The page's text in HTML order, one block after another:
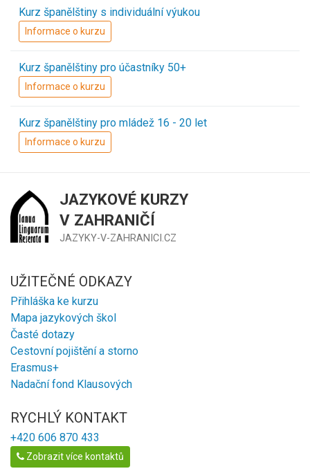
Kurz španělštiny s individuální výukou
Informace o kurzu
Kurz španělštiny pro účastníky 50+
Informace o kurzu
Kurz španělštiny pro mládež 16 - 20 let
Informace o kurzu
JAZYKOVÉ KURZY
V ZAHRANIČÍ
JAZYKY-V-ZAHRANICI.CZ
UŽITEČNÉ ODKAZY
Přihláška ke kurzu
Mapa jazykových škol
Časté dotazy
Cestovní pojištění a storno
Erasmus+
Nadační fond Klausových
RYCHLÝ KONTAKT
+420 606 870 433
Zobrazit více kontaktů